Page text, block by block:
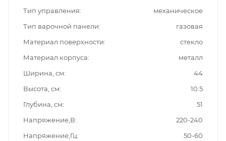
Тип управления
механическое
Тип варочной панели
газовая
Материал поверхности
стекло
Материал корпуса
металл
Ширина, см
44
Высота, см
10.5
Глубина, см
51
Напряжение,В
220-240
Напряжение,Гц
50-60